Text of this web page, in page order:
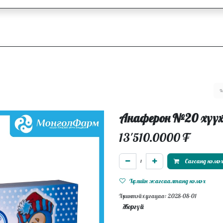
Анаферон №20
13'510.0000₮
Сагсанд нэмэх
Хүслийн жагсаалтанд нэмэх
Хүчинтэй хугацаа: 2028-08-01
Жоргүй